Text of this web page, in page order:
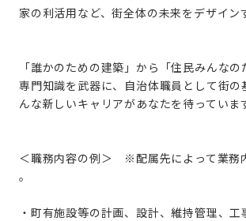
家の利活用など、街全体の未来をデザイン
「誰かのための建築」から「住民みんなの
専門知識を武器に、自治体職員として街の
んな新しいキャリアがあなたを待っていま
＜職務内容の例＞ ※配属先によって業務
。
・町有施設等の計画、設計、維持管理、工